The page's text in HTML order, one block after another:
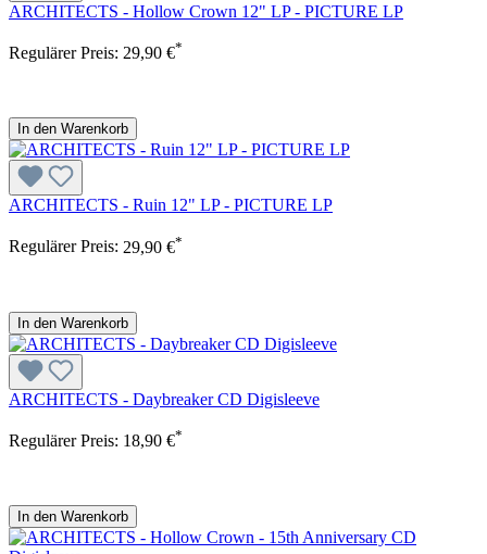
ARCHITECTS - Hollow Crown 12" LP - PICTURE LP
Regulärer Preis: 29,90 €*
In den Warenkorb
ARCHITECTS - Ruin 12" LP - PICTURE LP
Regulärer Preis: 29,90 €*
In den Warenkorb
ARCHITECTS - Daybreaker CD Digisleeve
Regulärer Preis: 18,90 €*
In den Warenkorb